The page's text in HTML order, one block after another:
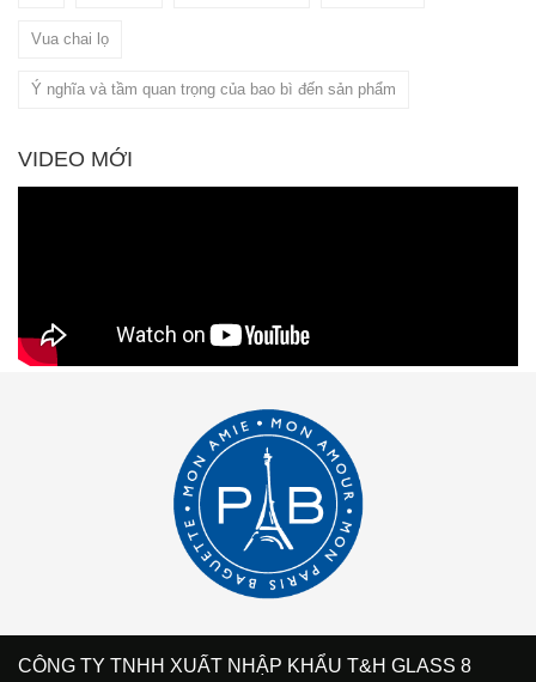
Vua chai lọ
Ý nghĩa và tầm quan trọng của bao bì đến sản phẩm
VIDEO MỚI
CÔNG TY TNHH XUẤT NHẬP KHẨU T&H GLASS 8